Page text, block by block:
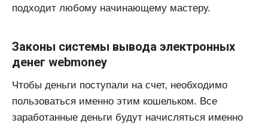
подходит любому начинающему мастеру.
Законы системы вывода электронных
денег webmoney
Чтобы деньги поступали на счет, необходимо
пользоваться именно этим кошельком. Все
заработанные деньги будут начисляться именно